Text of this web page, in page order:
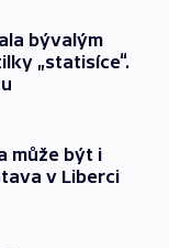
bývalým
„statisíce“.
může být i
v Liberci